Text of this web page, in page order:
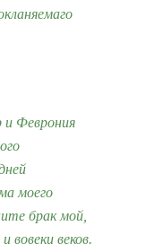
и Феврония
моего
брак мой,
вовеки веков.